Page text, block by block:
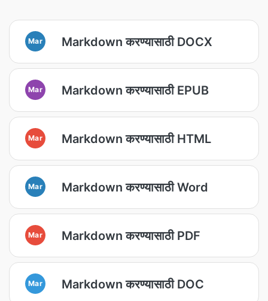
Mar Markdown करण्यासाठी DOCX
Mar Markdown करण्यासाठी EPUB
Mar Markdown करण्यासाठी HTML
Mar Markdown करण्यासाठी Word
Mar Markdown करण्यासाठी PDF
Mar Markdown करण्यासाठी DOC